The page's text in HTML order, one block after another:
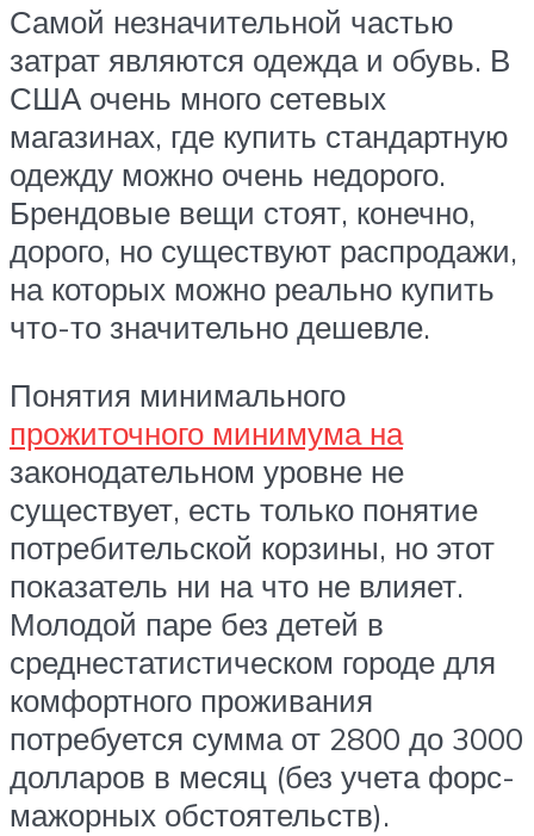
Самой незначительной частью
затрат являются одежда и обувь. В
США очень много сетевых
магазинах, где купить стандартную
одежду можно очень недорого.
Брендовые вещи стоят, конечно,
дорого, но существуют распродажи,
на которых можно реально купить
что-то значительно дешевле.
Понятия минимального
прожиточного минимума на
законодательном уровне не
существует, есть только понятие
потребительской корзины, но этот
показатель ни на что не влияет.
Молодой паре без детей в
среднестатистическом городе для
комфортного проживания
потребуется сумма от 2800 до 3000
долларов в месяц (без учета форс-
мажорных обстоятельств).